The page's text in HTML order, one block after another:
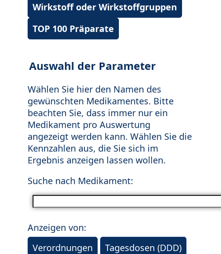
Wirkstoff oder Wirkstoffgruppen
TOP 100 Präparate
Auswahl der Parameter
Wählen Sie hier den Namen des
gewünschten Medikamentes. Bitte
beachten Sie, dass immer nur ein
Medikament pro Auswertung
angezeigt werden kann. Wählen Sie die
Kennzahlen aus, die Sie sich im
Ergebnis anzeigen lassen wollen.
Suche nach Medikament:
Anzeigen von:
Verordnungen
Tagesdosen (DDD)